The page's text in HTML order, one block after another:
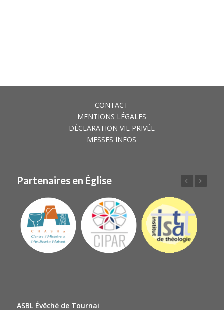
CONTACT
MENTIONS LÉGALES
DÉCLARATION VIE PRIVÉE
MESSES INFOS
Partenaires en Église
ASBL Évêché de Tournai